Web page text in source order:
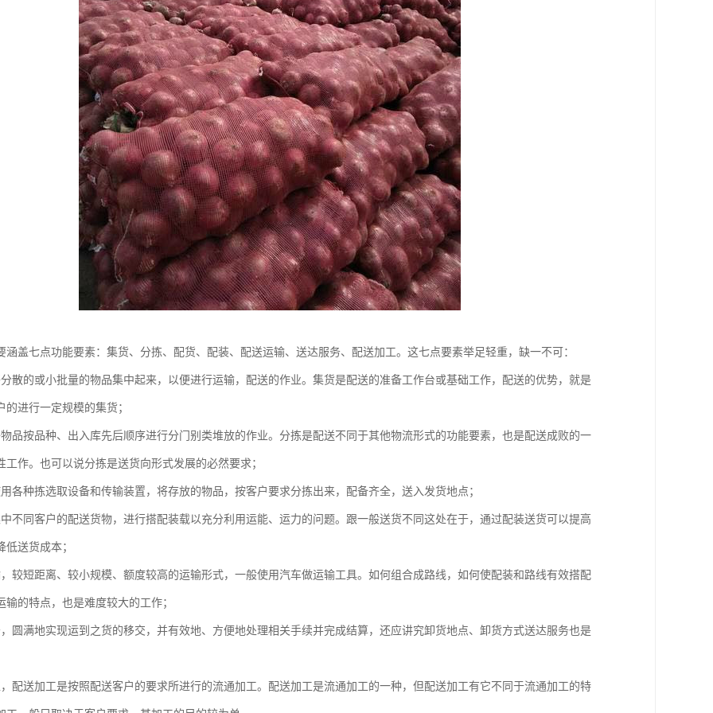
涵盖七点功能要素：集货、分拣、配货、配装、配送运输、送达服务、配送加工。这七点要素举足轻重，缺一不可：
散的或小批量的物品集中起来，以便进行运输，配送的作业。集货是配送的准备工作台或基础工作，配送的优势，就是
的进行一定规模的集货；
品按品种、出入库先后顺序进行分门别类堆放的作业。分拣是配送不同于其他物流形式的功能要素，也是配送成败的一
工作。也可以说分拣是送货向形式发展的必然要求；
各种拣选取设备和传输装置，将存放的物品，按客户要求分拣出来，配备齐全，送入发货地点；
不同客户的配送货物，进行搭配装载以充分利用运能、运力的问题。跟一般送货不同这处在于，通过配装送货可以提高
低送货成本；
较短距离、较小规模、额度较高的运输形式，一般使用汽车做运输工具。如何组合成路线，如何使配装和路线有效搭配
输的特点，也是难度较大的工作；
圆满地实现运到之货的移交，并有效地、方便地处理相关手续并完成结算，还应讲究卸货地点、卸货方式送达服务也是
配送加工是按照配送客户的要求所进行的流通加工。配送加工是流通加工的一种，但配送加工有它不同于流通加工的特